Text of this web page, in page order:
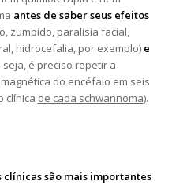
antes de saber seus efeitos
zumbido, paralisia facial,
hidrocefalia, por exemplo) e
seja, é preciso repetir a
do encéfalo em seis
clínica de cada schwannoma).
clínicas são mais importantes